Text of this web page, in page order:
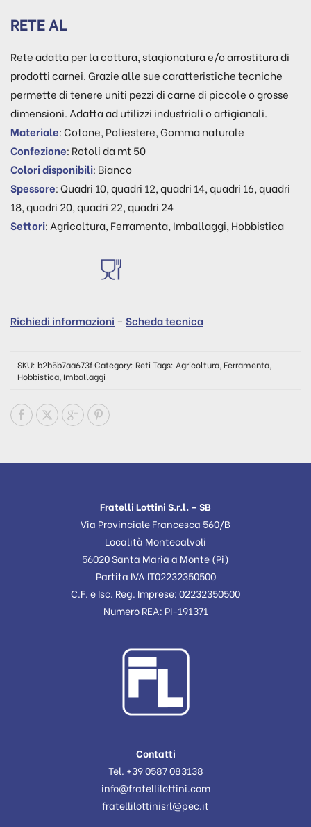
RETE AL
Rete adatta per la cottura, stagionatura e/o arrostitura di
prodotti carnei. Grazie alle sue caratteristiche tecniche
permette di tenere uniti pezzi di carne di piccole o grosse
dimensioni. Adatta ad utilizzi industriali o artigianali.
Materiale: Cotone, Poliestere, Gomma naturale
Confezione: Rotoli da mt 50
Colori disponibili: Bianco
Spessore: Quadri 10, quadri 12, quadri 14, quadri 16, quadri
18, quadri 20, quadri 22, quadri 24
Settori: Agricoltura, Ferramenta, Imballaggi, Hobbistica
Richiedi informazioni – Scheda tecnica
SKU: b2b5b7aa673fCategory: Reti Tags: Agricoltura, Ferramenta,
Hobbistica, Imballaggi
Fratelli Lottini S.r.l. – SB
Via Provinciale Francesca 560/B
Località Montecalvoli
56020 Santa Maria a Monte (Pi)
Partita IVA IT02232350500
C.F. e Isc. Reg. Imprese: 02232350500
Numero REA: PI-191371
Contatti
Tel. +39 0587 083138
info@fratellilottini.com
fratellilottinisrl@pec.it